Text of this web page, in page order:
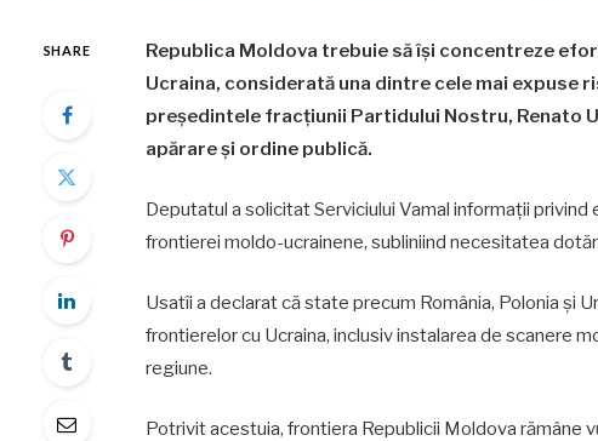
SHARE
Republica Moldova trebuie să își concentreze
Ucraina, considerată una dintre cele mai expuse
președintele fracțiunii Partidului Nostru, Renato
apărare și ordine publică.
Deputatul a solicitat Serviciului Vamal informații
frontierei moldo-ucrainene, subliniind necesitatea
Usatîi a declarat că state precum România, Polonia și
frontierelor cu Ucraina, inclusiv instalarea de scanere
regiune.
Potrivit acestuia, frontiera Republicii Moldova rămâne